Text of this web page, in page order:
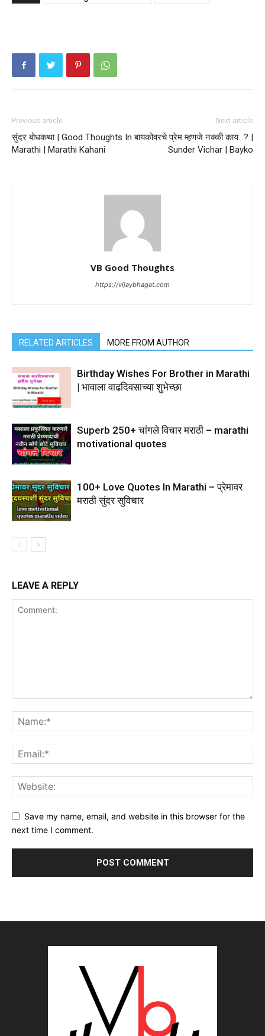
Previous article
सुंदर बोधकथा | Good Thoughts In
Marathi | Marathi Kahani
Next article
बायकोवरचे प्रेम म्हणजे नक्की काय…? |
Sunder Vichar | Bayko
VB Good Thoughts
https://vijaybhagat.com
RELATED ARTICLES MORE FROM AUTHOR
Birthday Wishes For Brother in Marathi
| भावाला वाढदिवसाच्या शुभेच्छा
Superb 250+ चांगले विचार मराठी – marathi
motivational quotes
100+ Love Quotes In Marathi – प्रेमावर
मराठी सुंदर सुविचार
LEAVE A REPLY
Save my name, email, and website in this browser for the
next time I comment.